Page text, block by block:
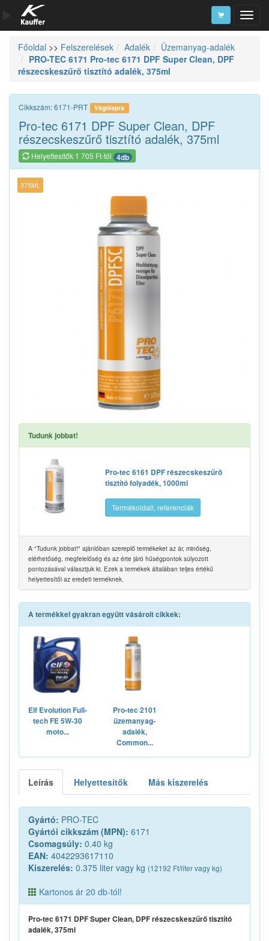
Szerszámkatalógus
Kosár
Alkatrészek
Főoldal >> Felszerelések Adalék
Üzemanyag-adalék
PRO-TEC 6171 Pro-tec 6171 DPF Super Clean, DPF
részecskeszűrő tisztító adalék, 375ml
Cikkszám: 6171-PRT Vágólapra
Pro-tec 6171 DPF Super Clean, DPF
részecskeszűrő tisztító adalék, 375ml
Helyettesítők 1 705 Ft-tól 4db
375ML
Tudunk jobbat!
Pro-tec 6161 DPF részecskeszűrő
tisztító folyadék, 1000ml
Termékoldall, referenciák
A "Tudunk jobbat!" ajánlóban szereplő termékeket az ár, minőség,
elérhetőség, megfelelőség és az érte járó hűségpontok súlyozott
pontozásával választjuk ki. Ezek a termékek általában teljes értékű
helyettesítői az eredeti terméknek.
A termékkel gyakran együtt vásárolt cikkek:
Elf Evolution Full-
tech FE 5W-30
moto...
Pro-tec 2101
üzemanyag-
adalék,
Common...
Leírás Helyettesítők Más kiszerelés
Gyártó: PRO-TEC
Gyártói cikkszám (MPN): 6171
Csomagsúly: 0.40 kg
EAN: 4042293617110
Kiszerelés: 0.375 liter vagy kg (12192 Ft/liter vagy kg)
Kartonos ár 20 db-tól!
Pro-tec 6171 DPF Super Clean, DPF részecskeszűrő tisztító
adalék, 375ml